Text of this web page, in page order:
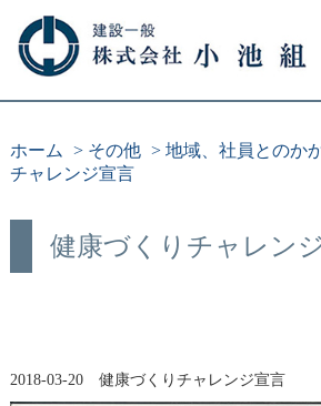
ホーム > その他 > 地域、社員とのか
チャレンジ宣言
健康づくりチャレン
2018-03-20 健康づくりチャレンジ宣言